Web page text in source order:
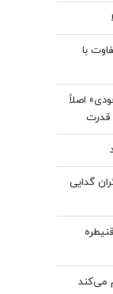
با
اصلاً
قدرت
گدایی
می‌کند